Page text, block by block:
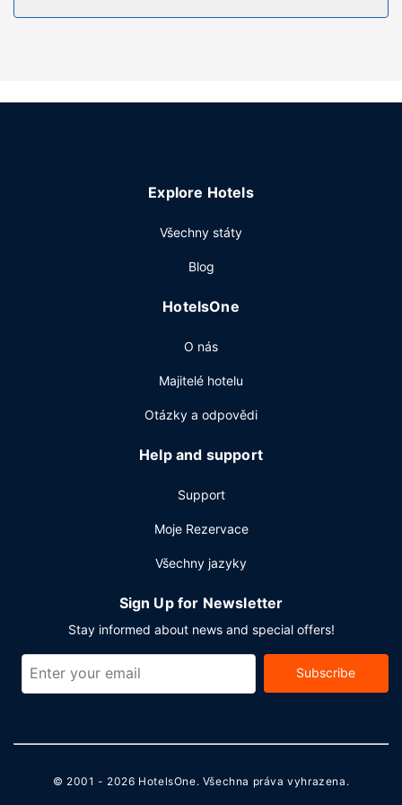
Vybavení nemovitosti
bezdrátový internet zdarma, prodej novin a dárkových
Ve všední dny od 6:00 do 9:30 a o víkendu od 6:30 do
Hostům jsou k dispozici business centrum s nepřetržitým
Přímo v areálu je hostům k dispozici samostatné parkování
Explore Hotels
Všechny státy
Blog
HotelsOne
O nás
Majitelé hotelu
Otázky a odpovědi
Help and support
Support
Moje Rezervace
Všechny jazyky
Sign Up for Newsletter
Stay informed about news and special offers!
Subscribe
© 2001 - 2026 HotelsOne. Všechna práva vyhrazena.